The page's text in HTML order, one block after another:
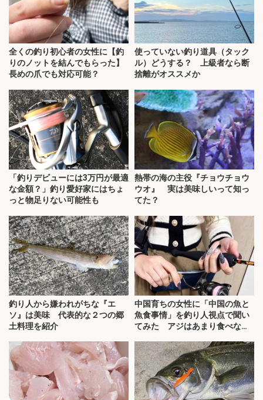
全くの釣り初心者の女性に【釣
りのノットを結んでもらった】
長めの爪でも対応可能？
使っていない釣り道具（タック
ル）どうする？ 上級者なら断
捨離がオススメか
「釣りデビューには3万円が最適
な金額？」釣り愛好家にはちょ
っと物足りない可能性も
熱帯の海の主役『チョウチョウ
ウオ』 実は美味しいって知っ
てた？
釣り人から嫌われがちな『エ
ソ』は美味 代表的な２つの郷
土料理を紹介
中国育ちの女性に「中国の魚と
魚食事情」を釣り人視点で聞い
てみた アジはあまり食べな